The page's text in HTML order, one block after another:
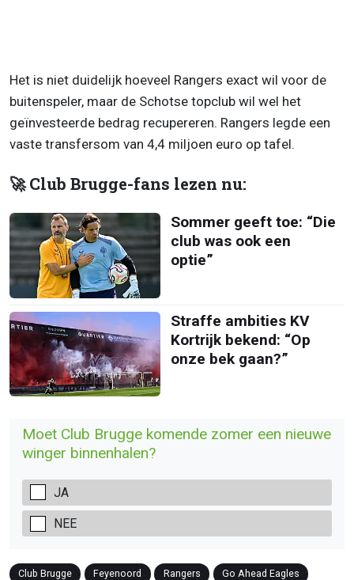
Het is niet duidelijk hoeveel Rangers exact wil voor de
buitenspeler, maar de Schotse topclub wil wel het
geïnvesteerde bedrag recupereren. Rangers legde een
vaste transfersom van 4,4 miljoen euro op tafel.
🚀 Club Brugge-fans lezen nu:
Sommer geeft toe: “Die
club was ook een
optie”
Straffe ambities KV
Kortrijk bekend: “Op
onze bek gaan?”
Moet Club Brugge komende zomer een nieuwe
winger binnenhalen?
JA
NEE
Club Brugge Feyenoord Rangers Go Ahead Eagles